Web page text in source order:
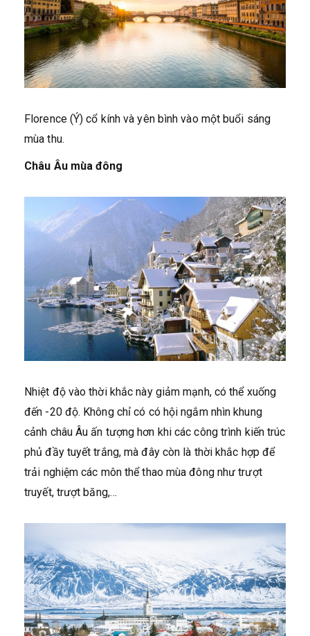
Florence (Ý) cổ kính và yên bình vào một buổi sáng
mùa thu.
Châu Âu mùa đông
Nhiệt độ vào thời khắc này giảm mạnh, có thể xuống
đến -20 độ. Không chỉ có có hội ngắm nhìn khung
cảnh châu Âu ấn tượng hơn khi các công trình kiến trúc
phủ đầy tuyết trắng, mà đây còn là thời khắc hợp để
trải nghiệm các môn thể thao mùa đông như trượt
truyết, trượt băng,…